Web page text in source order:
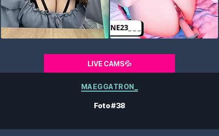
LIVE CAMS💦
Kategorien
MAEGGATRON_
Foto #38